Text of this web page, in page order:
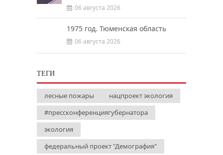
06 августа 2026
1975 год. Тюменская область
06 августа 2026
ТЕГИ
лесные пожары
нацпроект экология
#прессконференциягубернатора
экология
федеральный проект "Демография"